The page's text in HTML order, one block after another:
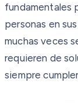
fundamentales
personas en
muchas veces
requieren de
siempre